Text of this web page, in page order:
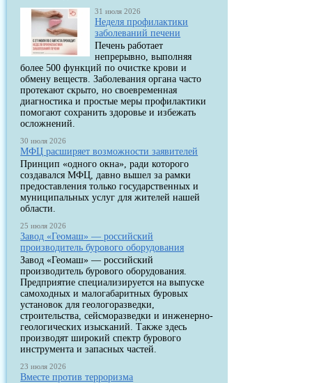
31 июля 2026
Неделя профилактики
заболеваний печени
Печень работает
непрерывно, выполняя
более 500 функций по очистке крови и
обмену веществ. Заболевания органа часто
протекают скрыто, но своевременная
диагностика и простые меры профилактики
помогают сохранить здоровье и избежать
осложнений.
30 июля 2026
МФЦ расширяет возможности заявителей
Принцип «одного окна», ради которого
создавался МФЦ, давно вышел за рамки
предоставления только государственных и
муниципальных услуг для жителей нашей
области.
25 июля 2026
Завод «Геомаш» — российский
производитель бурового оборудования
Завод «Геомаш» — российский
производитель бурового оборудования.
Предприятие специализируется на выпуске
самоходных и малогабаритных буровых
установок для геологоразведки,
строительства, сейсморазведки и инженерно-
геологических изысканий. Также здесь
производят широкий спектр бурового
инструмента и запасных частей.
23 июля 2026
Вместе против терроризма